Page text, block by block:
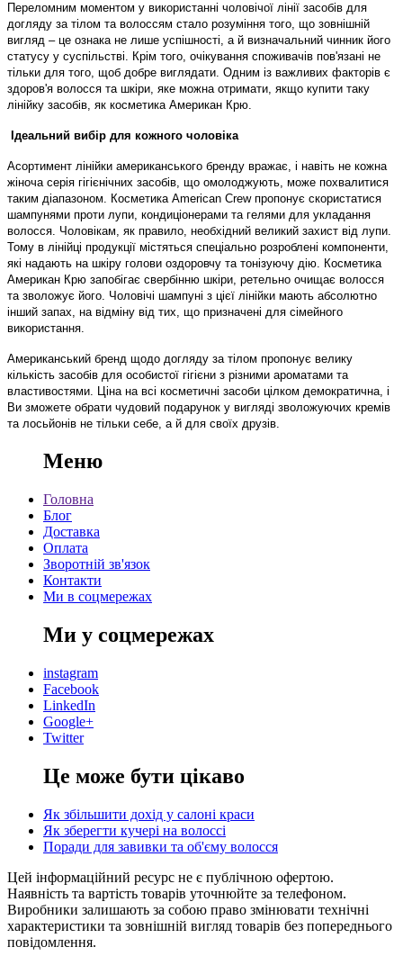
Переломним моментом у використанні чоловічої лінії засобів для
догляду за тілом та волоссям стало розуміння того, що зовнішній
вигляд – це ознака не лише успішності, а й визначальний чинник його
статусу у суспільстві. Крім того, очікування споживачів пов'язані не
тільки для того, щоб добре виглядати. Одним із важливих факторів є
здоров'я волосся та шкіри, яке можна отримати, якщо купити таку
лінійку засобів, як косметика Американ Крю.
Ідеальний вибір для кожного чоловіка
Асортимент лінійки американського бренду вражає, і навіть не кожна
жіноча серія гігієнічних засобів, що омолоджують, може похвалитися
таким діапазоном. Косметика American Crew пропонує скористатися
шампунями проти лупи, кондиціонерами та гелями для укладання
волосся. Чоловікам, як правило, необхідний великий захист від лупи.
Тому в лінійці продукції містяться спеціально розроблені компоненти,
які надають на шкіру голови оздоровчу та тонізуючу дію. Косметика
Американ Крю запобігає свербінню шкіри, ретельно очищає волосся
та зволожує його. Чоловічі шампуні з цієї лінійки мають абсолютно
інший запах, на відміну від тих, що призначені для сімейного
використання.
Американський бренд щодо догляду за тілом пропонує велику
кількість засобів для особистої гігієни з різними ароматами та
властивостями. Ціна на всі косметичні засоби цілком демократична, і
Ви зможете обрати чудовий подарунок у вигляді зволожуючих кремів
та лосьйонів не тільки себе, а й для своїх друзів.
Меню
Головна
Блог
Доставка
Оплата
Зворотній зв'язок
Контакти
Ми в соцмережах
Ми у соцмережах
instagram
Facebook
LinkedIn
Google+
Twitter
Це може бути цікаво
Як збільшити дохід у салоні краси
Як зберегти кучері на волоссі
Поради для завивки та об'єму волосся
Цей інформаційний ресурс не є публічною офертою.
Наявність та вартість товарів уточнюйте за телефоном.
Виробники залишають за собою право змінювати технічні
характеристики та зовнішній вигляд товарів без попереднього
повідомлення.